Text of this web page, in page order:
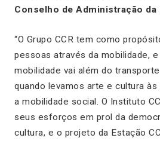
Conselho de Administração da
“O Grupo CCR tem como
pessoas através da mobilidade,
mobilidade vai além do
quando levamos arte e cultura
a mobilidade social. O Instituto
seus esforços em prol da
cultura, e o projeto da Estação